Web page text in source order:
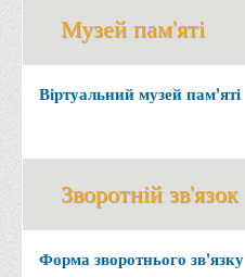
Музей пам'яті
Віртуальний музей пам'яті
Зворотній зв'язок
Форма зворотнього зв'язку